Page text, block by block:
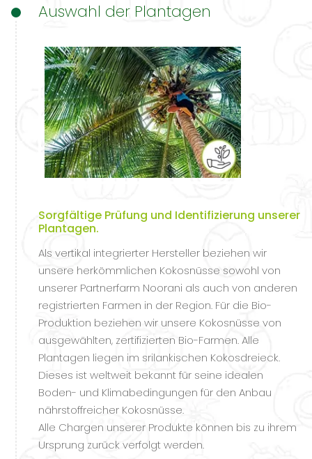
Auswahl der Plantagen
Sorgfältige Prüfung und Identifizierung unserer
Plantagen.
Als vertikal integrierter Hersteller beziehen wir
unsere herkömmlichen Kokosnüsse sowohl von
unserer Partnerfarm Noorani als auch von anderen
registrierten Farmen in der Region. Für die Bio-
Produktion beziehen wir unsere Kokosnüsse von
ausgewählten, zertifizierten Bio-Farmen. Alle
Plantagen liegen im srilankischen Kokosdreieck.
Dieses ist weltweit bekannt für seine idealen
Boden- und Klimabedingungen für den Anbau
nährstoffreicher Kokosnüsse.
Alle Chargen unserer Produkte können bis zu ihrem
Ursprung zurück verfolgt werden.